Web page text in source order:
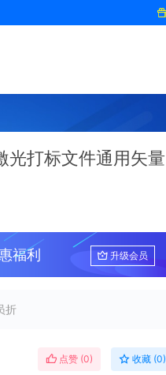
光打标文件通用矢量
福利 升级会员
折
点赞 (0) 收藏 (0)